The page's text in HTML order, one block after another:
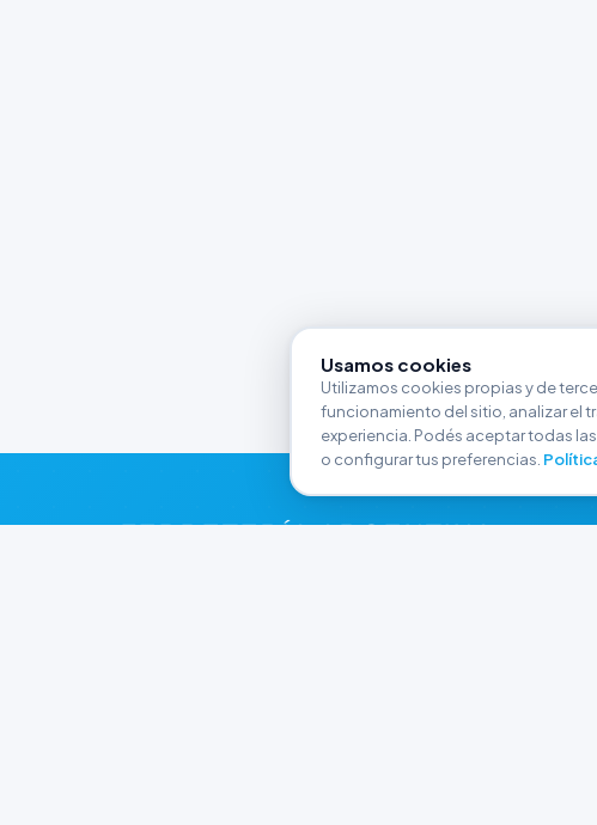
FERRETERÍA ARGENTINA
Usamos cookies
Utilizamos cookies propias y de
funcionamiento del sitio, analizar el
experiencia. Podés aceptar todas
o configurar tus preferencias.